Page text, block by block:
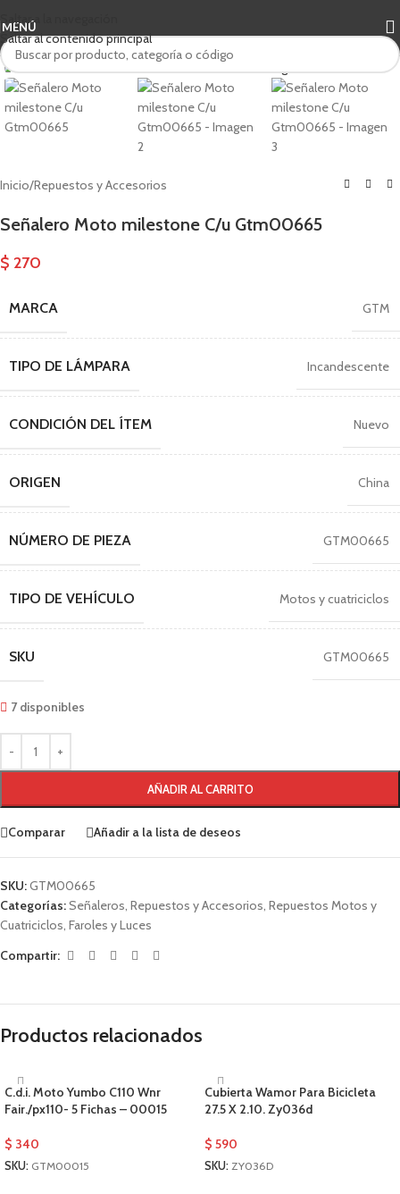
Saltar a la navegación
Saltar al contenido principal
MENÚ
Haga clic para ampliar
Inicio/Repuestos y Accesorios
Señalero Moto milestone C/u Gtm00665
$ 270
MARCA GTM
TIPO DE LÁMPARA Incandescente
CONDICIÓN DEL ÍTEM Nuevo
ORIGEN China
NÚMERO DE PIEZA GTM00665
TIPO DE VEHÍCULO Motos y cuatriciclos
SKU GTM00665
7 disponibles
AÑADIR AL CARRITO
Comparar Añadir a la lista de deseos
SKU:GTM00665
Categorías:Señaleros Repuestos y Accesorios Repuestos Motos y
Cuatriciclos Faroles y Luces
Compartir:
Productos relacionados
C.d.i. Moto Yumbo C110 Wnr
Fair./px110- 5 Fichas – 00015
$ 340
SKU: GTM00015
Cubierta Wamor Para Bicicleta
27.5 X 2.10. Zy036d
$ 590
SKU: ZY036D